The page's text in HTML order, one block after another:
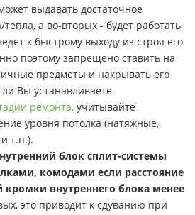
выдавать достаточное
тепла, а во-вторых - будет работать
к быстрому выходу из строя его
поэтому запрещено ставить на
предметы и накрывать его
Вы устанавливаете
ремонта, учитывайте
уровня потолка (натяжные,
т.п.).
блок сплит-системы
комодами если расстояние
внутреннего блока менее
это приводит к сдуванию при